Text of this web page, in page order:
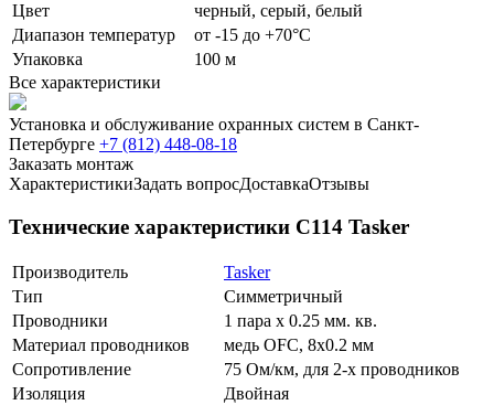
Цвет
черный, серый, белый
Диапазон температур
от -15 до +70°С
Упаковка
100 м
Все характеристики
Установка и обслуживание охранных систем в Санкт-
Петербурге +7 (812) 448-08-18
Заказать монтаж
ХарактеристикиЗадать вопросДоставкаОтзывы
Технические характеристики С114 Tasker
Производитель
Tasker
Тип
Симметричный
Проводники
1 пара х 0.25 мм. кв.
Материал проводников
медь OFC, 8х0.2 мм
Сопротивление
75 Ом/км, для 2-х проводников
Изоляция
Двойная